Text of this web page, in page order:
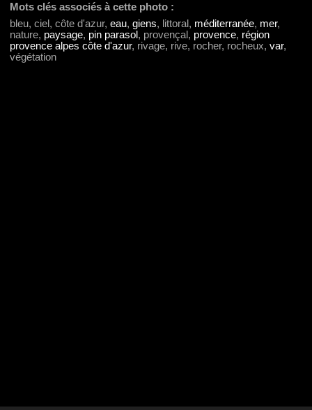
Mots clés associés à cette photo :
bleu, ciel, côte d'azur, eau, giens, littoral, méditerranée, mer,
nature, paysage, pin parasol , provençal, provence, région
provence alpes côte d'azur, rivage, rive, rocher, rocheux, var,
végétation